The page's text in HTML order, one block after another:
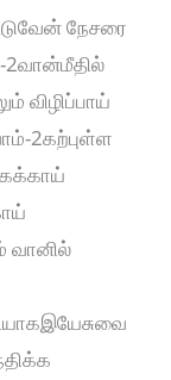
நேசரை
2வான்மீதில்
விழிப்பாய்
2கற்புள்ள
வானில்